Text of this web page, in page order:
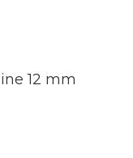
12 mm